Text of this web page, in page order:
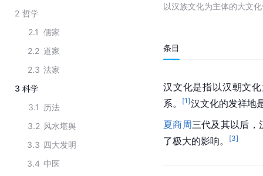
2 哲学
2.1 儒家
2.2 道家
2.3 法家
3 科学
3.1
历法
3.2 风水堪舆
3.3 四大发明
3.4 中医
以汉族文化为主体的大文
条目
汉文化是指以汉朝文
系。
[1]汉文化的发祥地
夏商周三代及其以后，
了极大的影响。
[3]